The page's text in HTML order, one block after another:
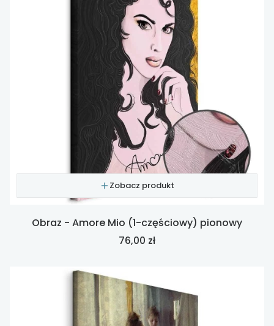
Zobacz produkt
Obraz - Amore Mio (1-częściowy) pionowy
Cena
76,00 zł